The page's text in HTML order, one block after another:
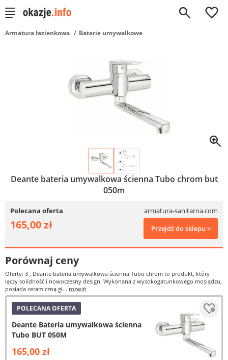
0
Armatura łazienkowa Baterie umywalkowe
Deante bateria umywalkowa ścienna Tubo chrom but
050m
Polecana oferta armatura-sanitarna.com
165,00 zł Przejdź do sklepu >
Porównaj ceny
Oferty: 3 , Deante bateria umywalkowa ścienna Tubo chrom to produkt, który
łączy solidność i nowoczesny design. Wykonana z wysokogatunkowego mosiądzu,
posiada ceramiczną gł... rozwiń
POLECANA OFERTA
Deante Bateria umywalkowa ścienna
Tubo BUT 050M
165,00 zł